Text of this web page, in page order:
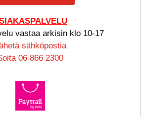
vastaa arkisin klo 10-17
sähköpostia
06 866 2300